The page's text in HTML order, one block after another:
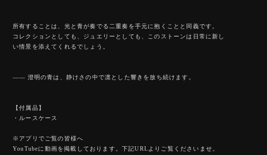
所有することは、光と青が奏でる二重奏を手元に抱くことと同義です。
コレクションとしても、ジュエリーとしても、このストーンは日常に新し
い情景を添えてくれるでしょう。
―― 澄明の青は、静けさの中で凛とした響きを放ち続けます。
【付属品】
・ルースケース
※アプリでご覧の皆様へ
YouTubeに動画を掲載しております。下記URLよりご覧くださいませ。